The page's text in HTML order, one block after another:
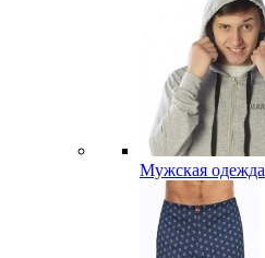
Мужская одежда